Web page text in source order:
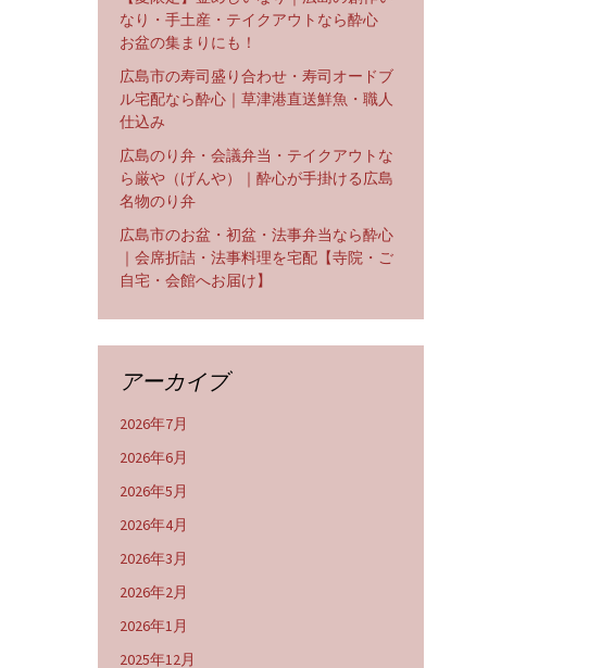
なり・手土産・テイクアウトなら酔心
お盆の集まりにも！
広島市の寿司盛り合わせ・寿司オードブ
ル宅配なら酔心｜草津港直送鮮魚・職人
仕込み
広島のり弁・会議弁当・テイクアウトな
ら厳や（げんや）｜酔心が手掛ける広島
名物のり弁
広島市のお盆・初盆・法事弁当なら酔心
｜会席折詰・法事料理を宅配【寺院・ご
自宅・会館へお届け】
アーカイブ
2026年7月
2026年6月
2026年5月
2026年4月
2026年3月
2026年2月
2026年1月
2025年12月